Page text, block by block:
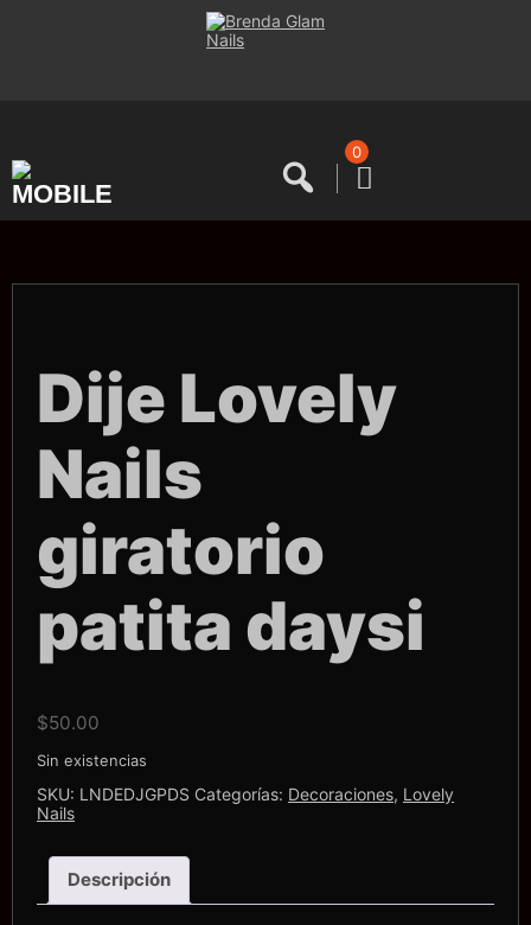
0
Dije Lovely
Nails
giratorio
patita daysi
$50.00
Sin existencias
SKU: LNDEDJGPDS Categorías: Decoraciones, Lovely
Nails
Descripción